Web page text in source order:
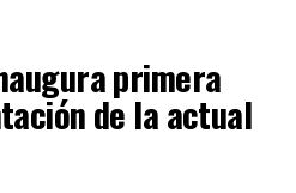
primera
de la actual